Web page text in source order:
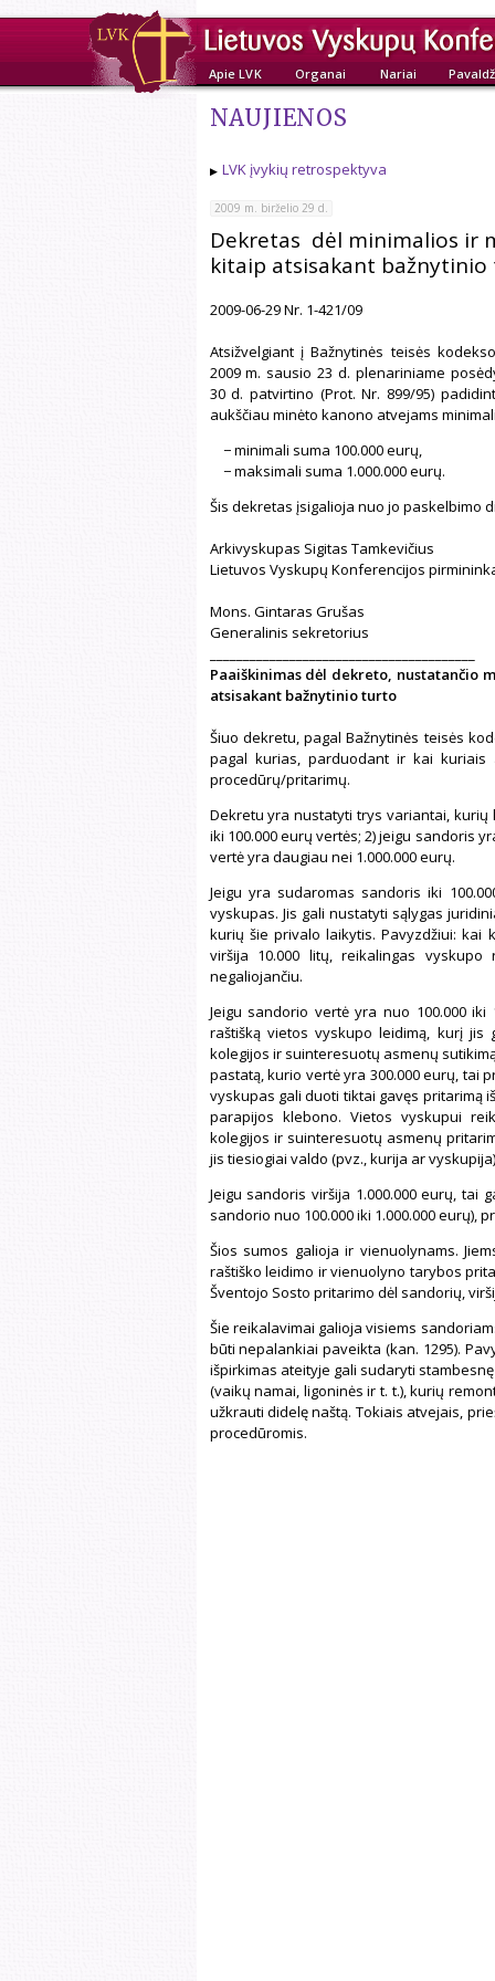
Apie LVK Organai Nariai
NAUJIENOS
LVK įvykių retrospektyva
2009 m. birželio 29 d.
Dekretas dėl minimalios ir
kitaip atsisakant
2009-06-29 Nr. 1-421/09
Atsižvelgiant į Bažnytinės teisės
2009 m. sausio 23 d. plenariniame
30 d. patvirtino (Prot. Nr. 899/95)
aukščiau minėto kanono atvejams
− minimali suma 100.000 eurų,
− maksimali suma 1.000.000 eurų.
Šis dekretas įsigalioja nuo jo paskelbimo
Arkivyskupas Sigitas Tamkevičius
Lietuvos Vyskupų Konferencijos
Mons. Gintaras Grušas
Generalinis sekretorius
Paaiškinimas dėl dekreto, nustatančio
atsisakant bažnytinio turto
Šiuo dekretu, pagal Bažnytinės teisės
pagal kurias, parduodant ir kai kuriais
procedūrų/pritarimų.
Dekretu yra nustatyti trys variantai,
iki 100.000 eurų vertės; 2) jeigu sandoris
vertė yra daugiau nei 1.000.000 eurų.
Jeigu yra sudaromas sandoris iki
vyskupas. Jis gali nustatyti sąlygas
kurių šie privalo laikytis. Pavyzdžiui:
viršija 10.000 litų, reikalingas
negaliojančiu.
Jeigu sandorio vertė yra nuo 100.000
raštišką vietos vyskupo leidimą, kurį
kolegijos ir suinteresuotų asmenų
pastatą, kurio vertė yra 300.000 eurų, tai
vyskupas gali duoti tiktai gavęs pritarimą
parapijos klebono. Vietos vyskupui
kolegijos ir suinteresuotų asmenų
jis tiesiogiai valdo (pvz., kurija ar
Jeigu sandoris viršija 1.000.000 eurų, tai
sandorio nuo 100.000 iki 1.000.000 eurų),
Šios sumos galioja ir vienuolynams.
raštiško leidimo ir vienuolyno tarybos
Šventojo Sosto pritarimo dėl sandorių,
Šie reikalavimai galioja visiems
būti nepalankiai paveikta (kan. 1295).
išpirkimas ateityje gali sudaryti
(vaikų namai, ligoninės ir t. t.), kurių
užkrauti didelę naštą. Tokiais atvejais,
procedūromis.